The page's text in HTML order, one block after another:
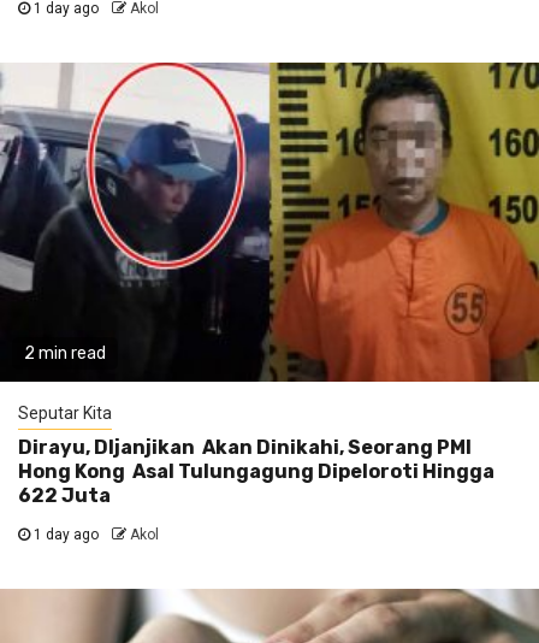
1 day ago Akol
2 min read
Seputar Kita
Dirayu, DIjanjikan Akan Dinikahi, Seorang PMI
Hong Kong Asal Tulungagung Dipeloroti Hingga
622 Juta
1 day ago Akol